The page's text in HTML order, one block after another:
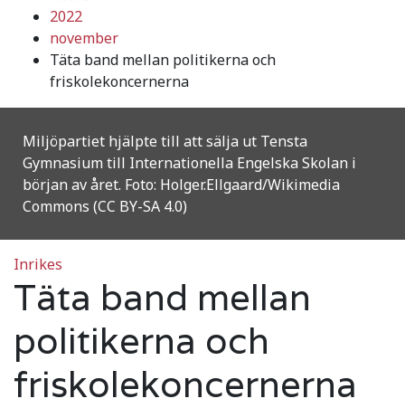
2022
november
Täta band mellan politikerna och
friskolekoncernerna
Miljöpartiet hjälpte till att sälja ut Tensta
Gymnasium till Internationella Engelska Skolan i
början av året. Foto: Holger.Ellgaard/Wikimedia
Commons (CC BY-SA 4.0)
Inrikes
Täta band mellan
politikerna och
friskolekoncernerna